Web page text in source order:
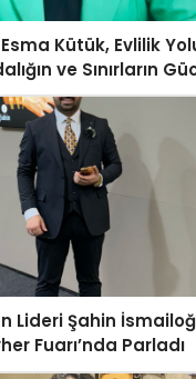
Esma Kütük, Evlilik
ve Sınırların
Lideri Şahin
Fuarı’nda Parladı ￼